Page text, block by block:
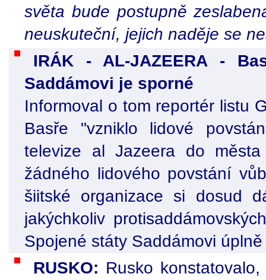
světa bude postupně
neuskuteční, jejich naděje se
IRÁK - AL-JAZEERA -
Saddámovi je sporné
Informoval o tom reportér listu
Basře "vzniklo lidové
televize al Jazeera do
žádného lidového povstání
šiitské organizace si dosud
jakýchkoliv
Spojené státy Saddámovi
RUSKO: Rusko